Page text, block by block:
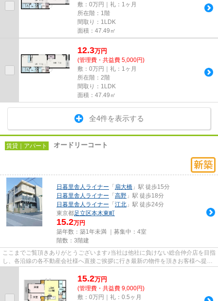
敷：0万円｜礼：1ヶ月
所在階：1階
間取り：1LDK
面積：47.49㎡
12.3万円
(管理費・共益費 5,000円)
敷：0万円｜礼：1ヶ月
所在階：2階
間取り：1LDK
面積：47.49㎡
全4件を表示する
賃貸｜アパート オードリーコート
日暮里舎人ライナー 「 扇大橋 」駅 徒歩15分
日暮里舎人ライナー 「 高野 」駅 徒歩18分
日暮里舎人ライナー 「 江北 」駅 徒歩24分
東京都足立区本木東町
15.2万円
築年数：築1年未満 ｜募集中： 4室
階数：3階建
ここまでご覧頂きありがとうございます♪当社は他社に負けない総合仲介店を目指
し、各沿線の各不動産会社様へ直接ご挨拶に行き最新の物件を頂きお客様へ提供
15.2万円
(管理費・共益費 9,000円)
敷：0万円｜礼：0.5ヶ月